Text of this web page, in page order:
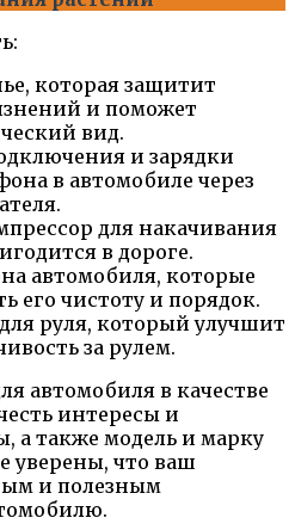
которая защитит
и поможет
вид.
и зарядки
в автомобиле через
для накачивания
в дороге.
автомобиля, которые
его чистоту и порядок.
руля, который улучшит
за рулем.
автомобиля в качестве
интересы и
а также модель и марку
уверены, что ваш
и полезным